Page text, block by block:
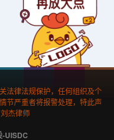
法律法规保护，任何组织及个
节严重者将报警处理，特此声
杰律师
-UISDC